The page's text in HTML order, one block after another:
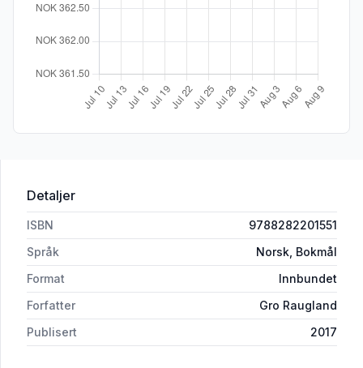
Detaljer
ISBN
9788282201551
Språk
Norsk, Bokmål
Format
Innbundet
Forfatter
Gro Raugland
Publisert
2017